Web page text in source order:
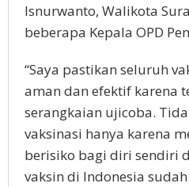
Isnurwanto, Walikota
beberapa Kepala OPD
“Saya pastikan seluruh
aman dan efektif karena
serangkaian ujicoba.
vaksinasi hanya karena
berisiko bagi diri sendiri
vaksin di Indonesia